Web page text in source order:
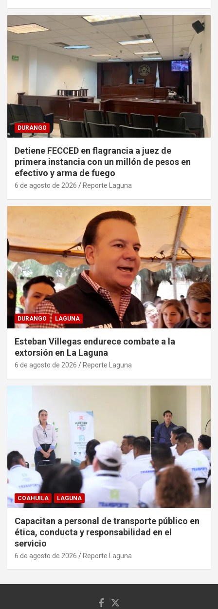
DURANGO
Detiene FECCED en flagrancia a juez de
primera instancia con un millón de pesos en
efectivo y arma de fuego
6 de agosto de 2026 Reporte Laguna
DURANGO LAGUNA
Esteban Villegas endurece combate a la
extorsión en La Laguna
6 de agosto de 2026 Reporte Laguna
COAHUILA LAGUNA
Capacitan a personal de transporte público en
ética, conducta y responsabilidad en el
servicio
6 de agosto de 2026 Reporte Laguna